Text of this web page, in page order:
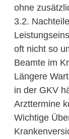
ohne
3.2.
oft nicht so
Beamte im
Längere
in der GKV
Arzttermine
Wichtige